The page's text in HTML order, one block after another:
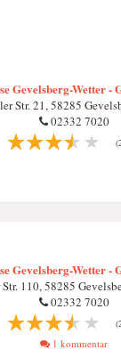
Gevelsberg-Wetter -
Str. 21, 58285
02332 7020
Gevelsberg-Wetter -
110, 58285
02332 7020
1 kommentar